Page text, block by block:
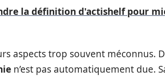
la définition d'actishelf pour
aspects trop souvent méconnus.
n’est pas automatiquement due.